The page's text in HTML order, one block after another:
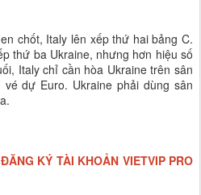
chốt, Italy lên xếp thứ hai bảng C.
thứ ba Ukraine, nhưng hơn hiệu số
Italy chỉ cần hòa Ukraine trên sân
dự Euro. Ukraine phải dùng sân
KÝ TÀI KHOẢN VIETVIP PRO